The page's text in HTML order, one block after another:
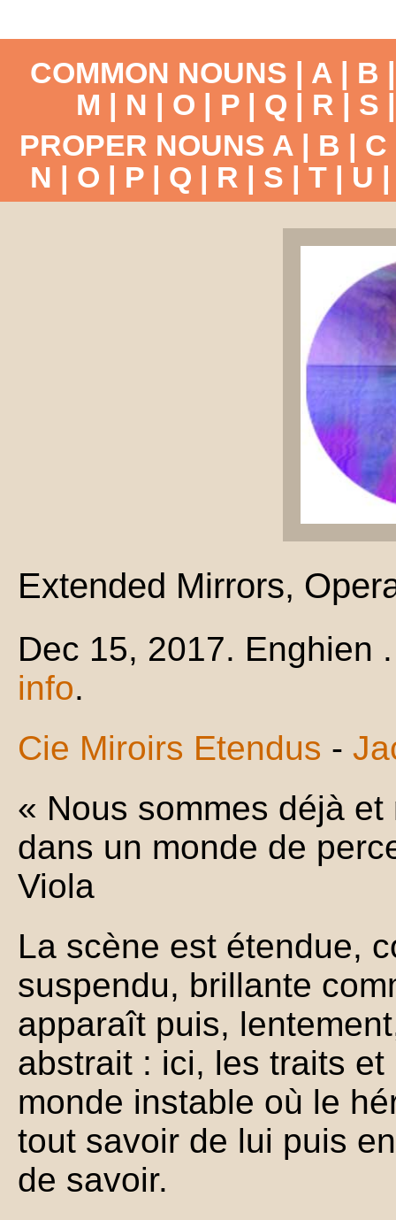
COMMON NOUNS | A | B
M | N | O | P | Q | R | S
PROPER NOUNS A | B | C
N | O | P| Q | R | S | T| U
Extended Mirrors,
Dec 15, 2017. Enghien
info.
Cie Miroirs Etendus -
« Nous sommes déjà
dans un monde de
Viola
La scène est étendue,
suspendu, brillante
apparaît puis,
abstrait : ici, les traits
monde instable où le
tout savoir de lui puis
de savoir.